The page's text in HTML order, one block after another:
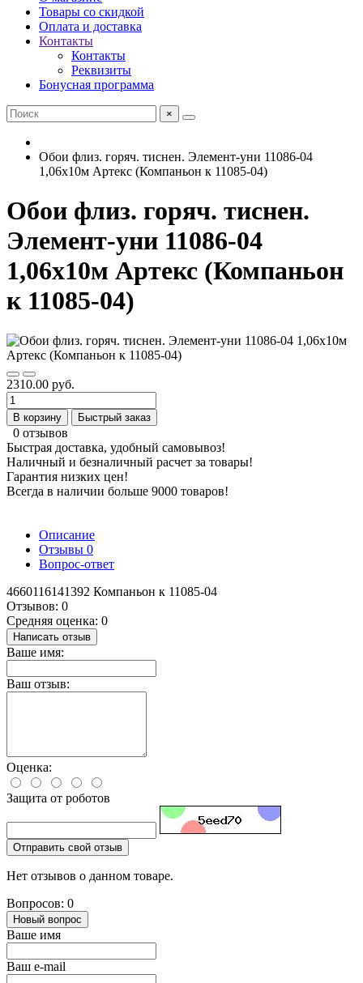
Товары со скидкой
Оплата и доставка
Контакты
Контакты
Реквизиты
Бонусная программа
×
Обои флиз. горяч. тиснен. Элемент-уни 11086-04
1,06х10м Артекс (Компаньон к 11085-04)
Обои флиз. горяч. тиснен.
Элемент-уни 11086-04
1,06х10м Артекс (Компаньон
к 11085-04)
2310.00 руб.
В корзину Быстрый заказ
0 отзывов
Быстрая доставка, удобный самовывоз!
Наличный и безналичный расчет за товары!
Гарантия низких цен!
Всегда в наличии больше 9000 товаров!
Описание
Отзывы 0
Вопрос-ответ
4660116141392 Компаньон к 11085-04
Отзывов: 0
Средняя оценка: 0
Написать отзыв
Ваше имя:
Ваш отзыв:
Оценка:
Защита от роботов
Отправить свой отзыв
Нет отзывов о данном товаре.
Вопросов: 0
Новый вопрос
Ваше имя
Ваш e-mail